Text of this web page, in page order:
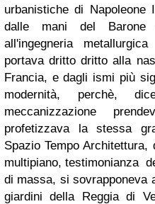
urbanistiche di
dalle mani del Barone
all'ingegneria
portava dritto dritto alla
Francia, e dagli ismi più
modernità, perchè,
meccanizzazione
profetizzava la stessa
Spazio Tempo
multipiano, testimonianza
di massa, si sovrapponeva
giardini della Reggia di